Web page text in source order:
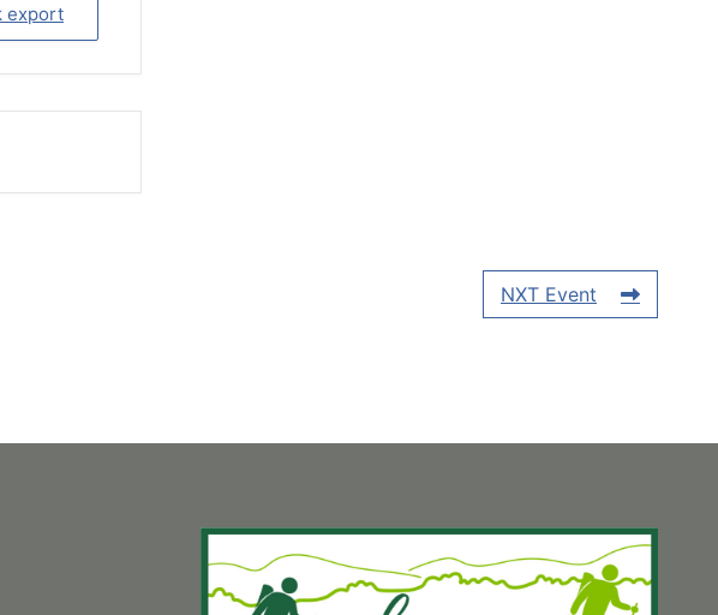
export
NXT Event